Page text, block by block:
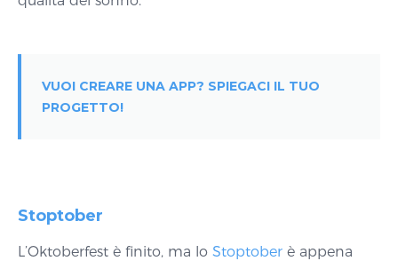
VUOI CREARE UNA APP? SPIEGACI IL TUO
PROGETTO!
Stoptober
L’Oktoberfest è finito, ma lo Stoptober è appena